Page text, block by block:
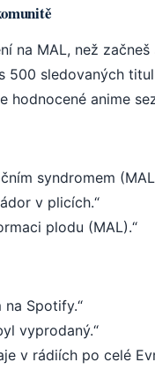
na MAL, než
500 sledovaných
hodnocené anime
syndromem
v plicích.“
plodu (MAL).“
na Spotify.“
vyprodaný.“
v rádiích po celé